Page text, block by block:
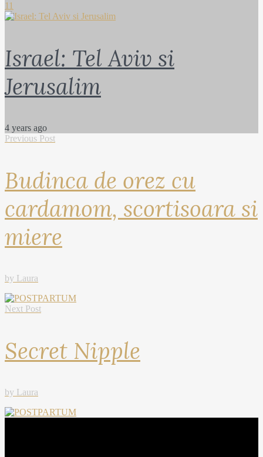
11
Israel: Tel Aviv si
Jerusalim
4 years ago
Previous Post
Budinca de orez cu
cardamom, scortisoara si
miere
by Laura
Next Post
Secret Nipple
by Laura